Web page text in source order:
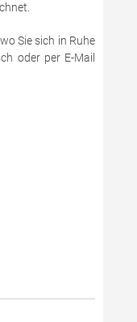
Sie sich in Ruhe
oder per E-Mail